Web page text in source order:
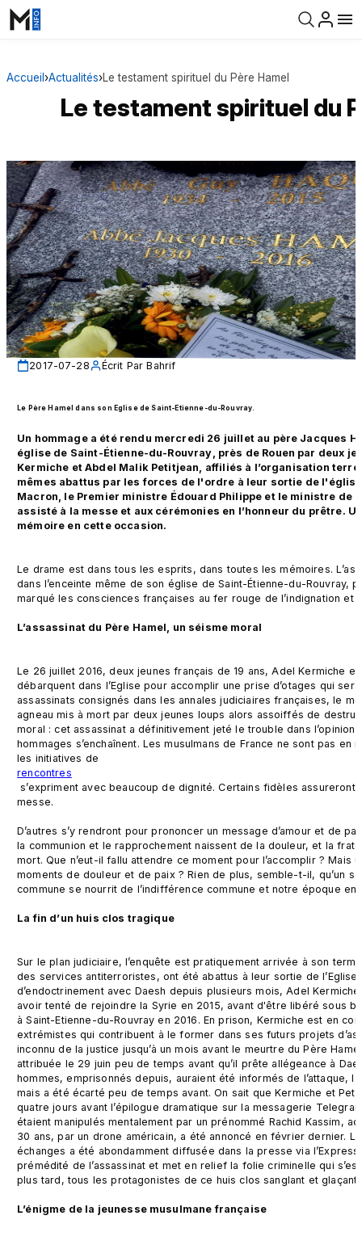
Accueil ›Actualités›Le testament spirituel du Père Hamel
Le testament spirituel du
2017-07-28 Écrit Par Bahrif
Le Père Hamel dans son Eglise de Saint-Etienne-du-Rouvray.
Un hommage a été rendu mercredi 26 juillet au père Jacques
église de Saint-Étienne-du-Rouvray, près de Rouen par deux
Kermiche et Abdel Malik Petitjean, affiliés à l’organisation
mêmes abattus par les forces de l'ordre à leur sortie de
Macron, le Premier ministre Édouard Philippe et le ministre de
assisté à la messe et aux cérémonies en l’honneur du prêtre.
mémoire en cette occasion.
Le drame est dans tous les esprits, dans toutes les mémoires.
dans l’enceinte même de son église de Saint-Étienne-du-Rouvray,
marqué les consciences françaises au fer rouge de l’indignation et
L’assassinat du Père Hamel, un séisme moral
Le 26 juillet 2016, deux jeunes français de 19 ans, Adel Kermiche
débarquent dans l’Eglise pour accomplir une prise d’otages qui
assassinats consignés dans les annales judiciaires françaises, le
agneau mis à mort par deux jeunes loups alors assoiffés de
moral : cet assassinat a définitivement jeté le trouble dans l’opinion
hommages s’enchaînent. Les musulmans de France ne sont pas en
les initiatives de
rencontres
s’expriment avec beaucoup de dignité. Certains fidèles assureront la sécurité d’Eglises durant la
messe.
D’autres s’y rendront pour prononcer un message d’amour et de
la communion et le rapprochement naissent de la douleur, et la
mort. Que n’eut-il fallu attendre ce moment pour l’accomplir ?
moments de douleur et de paix ? Rien de plus, semble-t-il, qu’un
commune se nourrit de l’indifférence commune et notre époque en
La fin d’un huis clos tragique
Sur le plan judiciaire, l’enquête est pratiquement arrivée à son
des services antiterroristes, ont été abattus à leur sortie de
d’endoctrinement avec Daesh depuis plusieurs mois, Adel
avoir tenté de rejoindre la Syrie en 2015, avant d'être libéré sous
à Saint-Etienne-du-Rouvray en 2016. En prison, Kermiche est en
extrémistes qui contribuent à le former dans ses futurs projets
inconnu de la justice jusqu’à un mois avant le meurtre du Père
attribuée le 29 juin peu de temps avant qu’il prête allégeance à
hommes, emprisonnés depuis, auraient été informés de l’attaque,
mais a été écarté peu de temps avant. On sait que Kermiche et
quatre jours avant l’épilogue dramatique sur la messagerie
étaient manipulés mentalement par un prénommé Rachid Kassim,
30 ans, par un drone américain, a été annoncé en février dernier.
échanges a été abondamment diffusée dans la presse via
prémédité de l’assassinat et met en relief la folie criminelle qui
plus tard, tous les protagonistes de ce huis clos sanglant et
L’énigme de la jeunesse musulmane française